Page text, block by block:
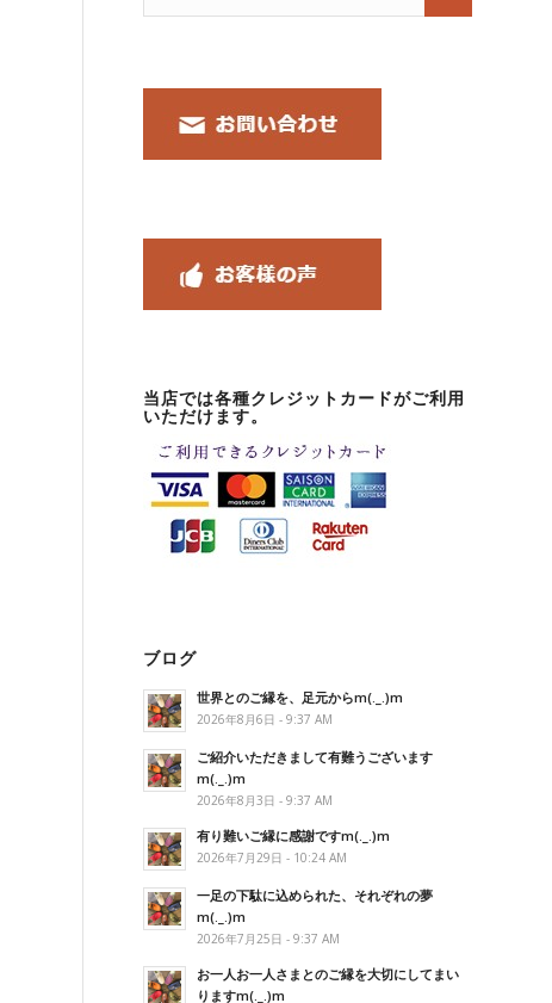
当店では各種クレジットカードがご利用
いただけます。
ブログ
世界とのご縁を、足元からm(._.)m
2026年8月6日 - 9:37 AM
ご紹介いただきまして有難うございます
m(._.)m
2026年8月3日 - 9:37 AM
有り難いご縁に感謝ですm(._.)m
2026年7月29日 - 10:24 AM
一足の下駄に込められた、それぞれの夢
m(._.)m
2026年7月25日 - 9:37 AM
お一人お一人さまとのご縁を大切にしてまい
りますm(._.)m